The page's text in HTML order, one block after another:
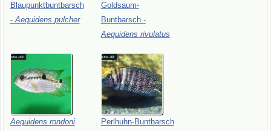
Blaupunktbuntbarsch
-Aequidens pulcher
Goldsaum-
Buntbarsch -
Aequidens rivulatus
Aequidens rondoni
Perlhuhn-Buntbarsch